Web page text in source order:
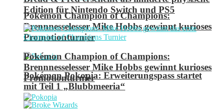
Pokémon Champion of Champions:
Brennnesselesser Mike Hobbs gewinnt kurioses
Promotionturnier
Pokémon Pokopia: Erweiterungspass startet
mit Teil 1 „Blubbmeeria“
Edition für Nintendo Switch und PS5
Pokémon Champion of Champions:
Brennnesselesser Mike Hobbs gewinnt kurioses
Promotionturnier